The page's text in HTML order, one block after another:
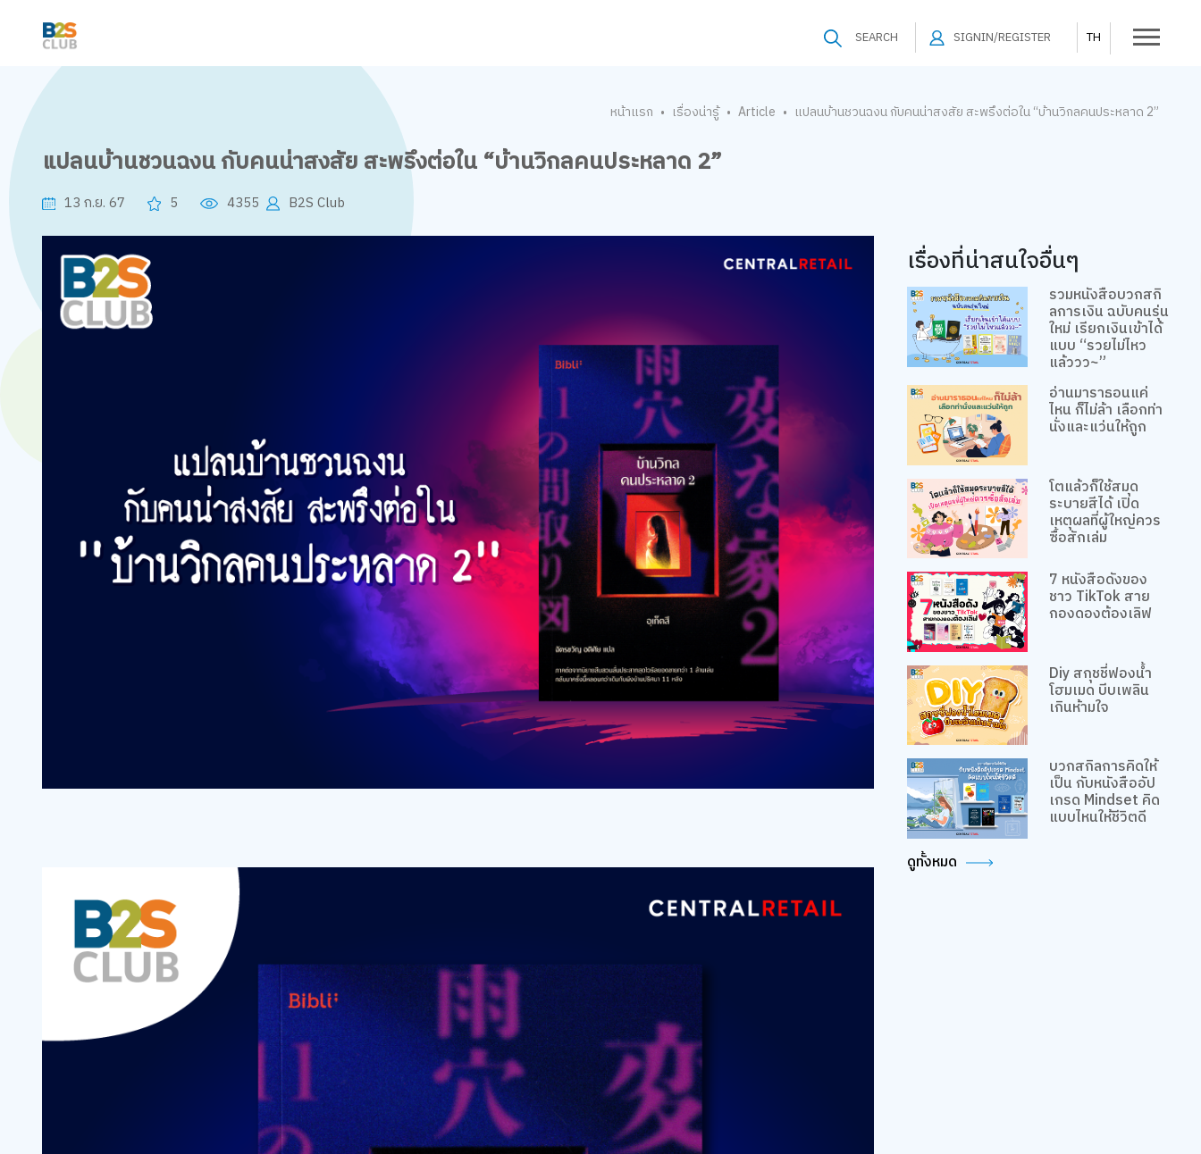
SEARCH SIGNIN/REGISTER TH
หน้าแรก • เรื่องน่ารู้ • Article • แปลนบ้านชวนฉงน กับคนน่าสงสัย สะพรึงต่อใน “บ้านวิกลคนประหลาด 2”
แปลนบ้านชวนฉงน กับคนน่าสงสัย สะพรึงต่อใน “บ้านวิกลคนประหลาด 2”
13 ก.ย. 67 5 4355 B2S Club
เรื่องที่น่าสนใจอื่นๆ
รวมหนังสือบวกสกิ
ลการเงิน ฉบับคนรุ่น
ใหม่ เรียกเงินเข้าได้
แบบ “รวยไม่ไหว
แล้ววว~”
อ่านมาราธอนแค่
ไหน ก็ไม่ล้า เลือกท่า
นั่งและแว่นให้ถูก
โตแล้วก็ใช้สมุด
ระบายสีได้ เปิด
เหตุผลที่ผู้ใหญ่ควร
ซื้อสักเล่ม
7 หนังสือดังของ
ชาว TikTok สาย
กองดองต้องเลิฟ
Diy สกุชชี่ฟองน้ำ
โฮมเมด บีบเพลิน
เกินห้ามใจ
บวกสกิลการคิดให้
เป็น กับหนังสืออัป
เกรด Mindset คิด
แบบไหนให้ชีวิตดี
ดูทั้งหมด